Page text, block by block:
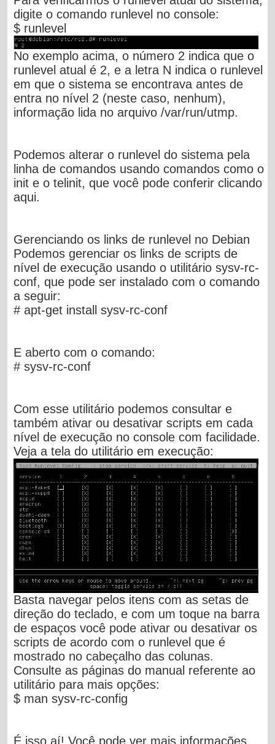
digite o comando runlevel no console:
$ runlevel
No exemplo acima, o número 2 indica que o
runlevel atual é 2, e a letra N indica o runlevel
em que o sistema se encontrava antes de
entra no nível 2 (neste caso, nenhum),
informação lida no arquivo /var/run/utmp.
Podemos alterar o runlevel do sistema pela
linha de comandos usando comandos como o
init e otelinit, que você pode conferir clicando
aqui.
Gerenciando os links de runlevel no Debian
Podemos gerenciar os links de scripts de
nível de execução usando o utilitário sysv-rc-
conf, que pode ser instalado com o comando
a seguir:
# apt-get install sysv-rc-conf
E aberto com o comando:
# sysv-rc-conf
Com esse utilitário podemos consultar e
também ativar ou desativar scripts em cada
nível de execução no console com facilidade.
Veja a tela do utilitário em execução:
Basta navegar pelos itens com as setas de
direção do teclado, e com um toque na barra
de espaços você pode ativar ou desativar os
scripts de acordo com o runlevel que é
mostrado no cabeçalho das colunas.
Consulte as páginas do manual referente ao
utilitário para mais opções:
$ man sysv-rc-config
É isso aí! Você pode ver mais informações